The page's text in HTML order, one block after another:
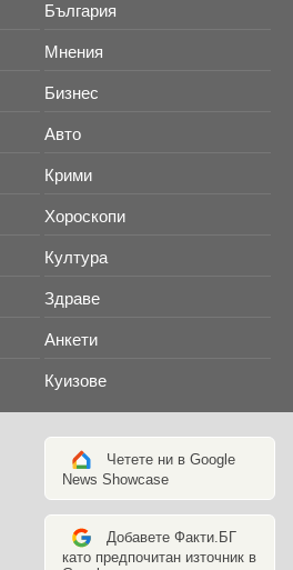
България
Мнения
Бизнес
Авто
Крими
Хороскопи
Култура
Здраве
Анкети
Куизове
Четете ни в Google
News Showcase
Добавете Факти.БГ
като предпочитан източник в